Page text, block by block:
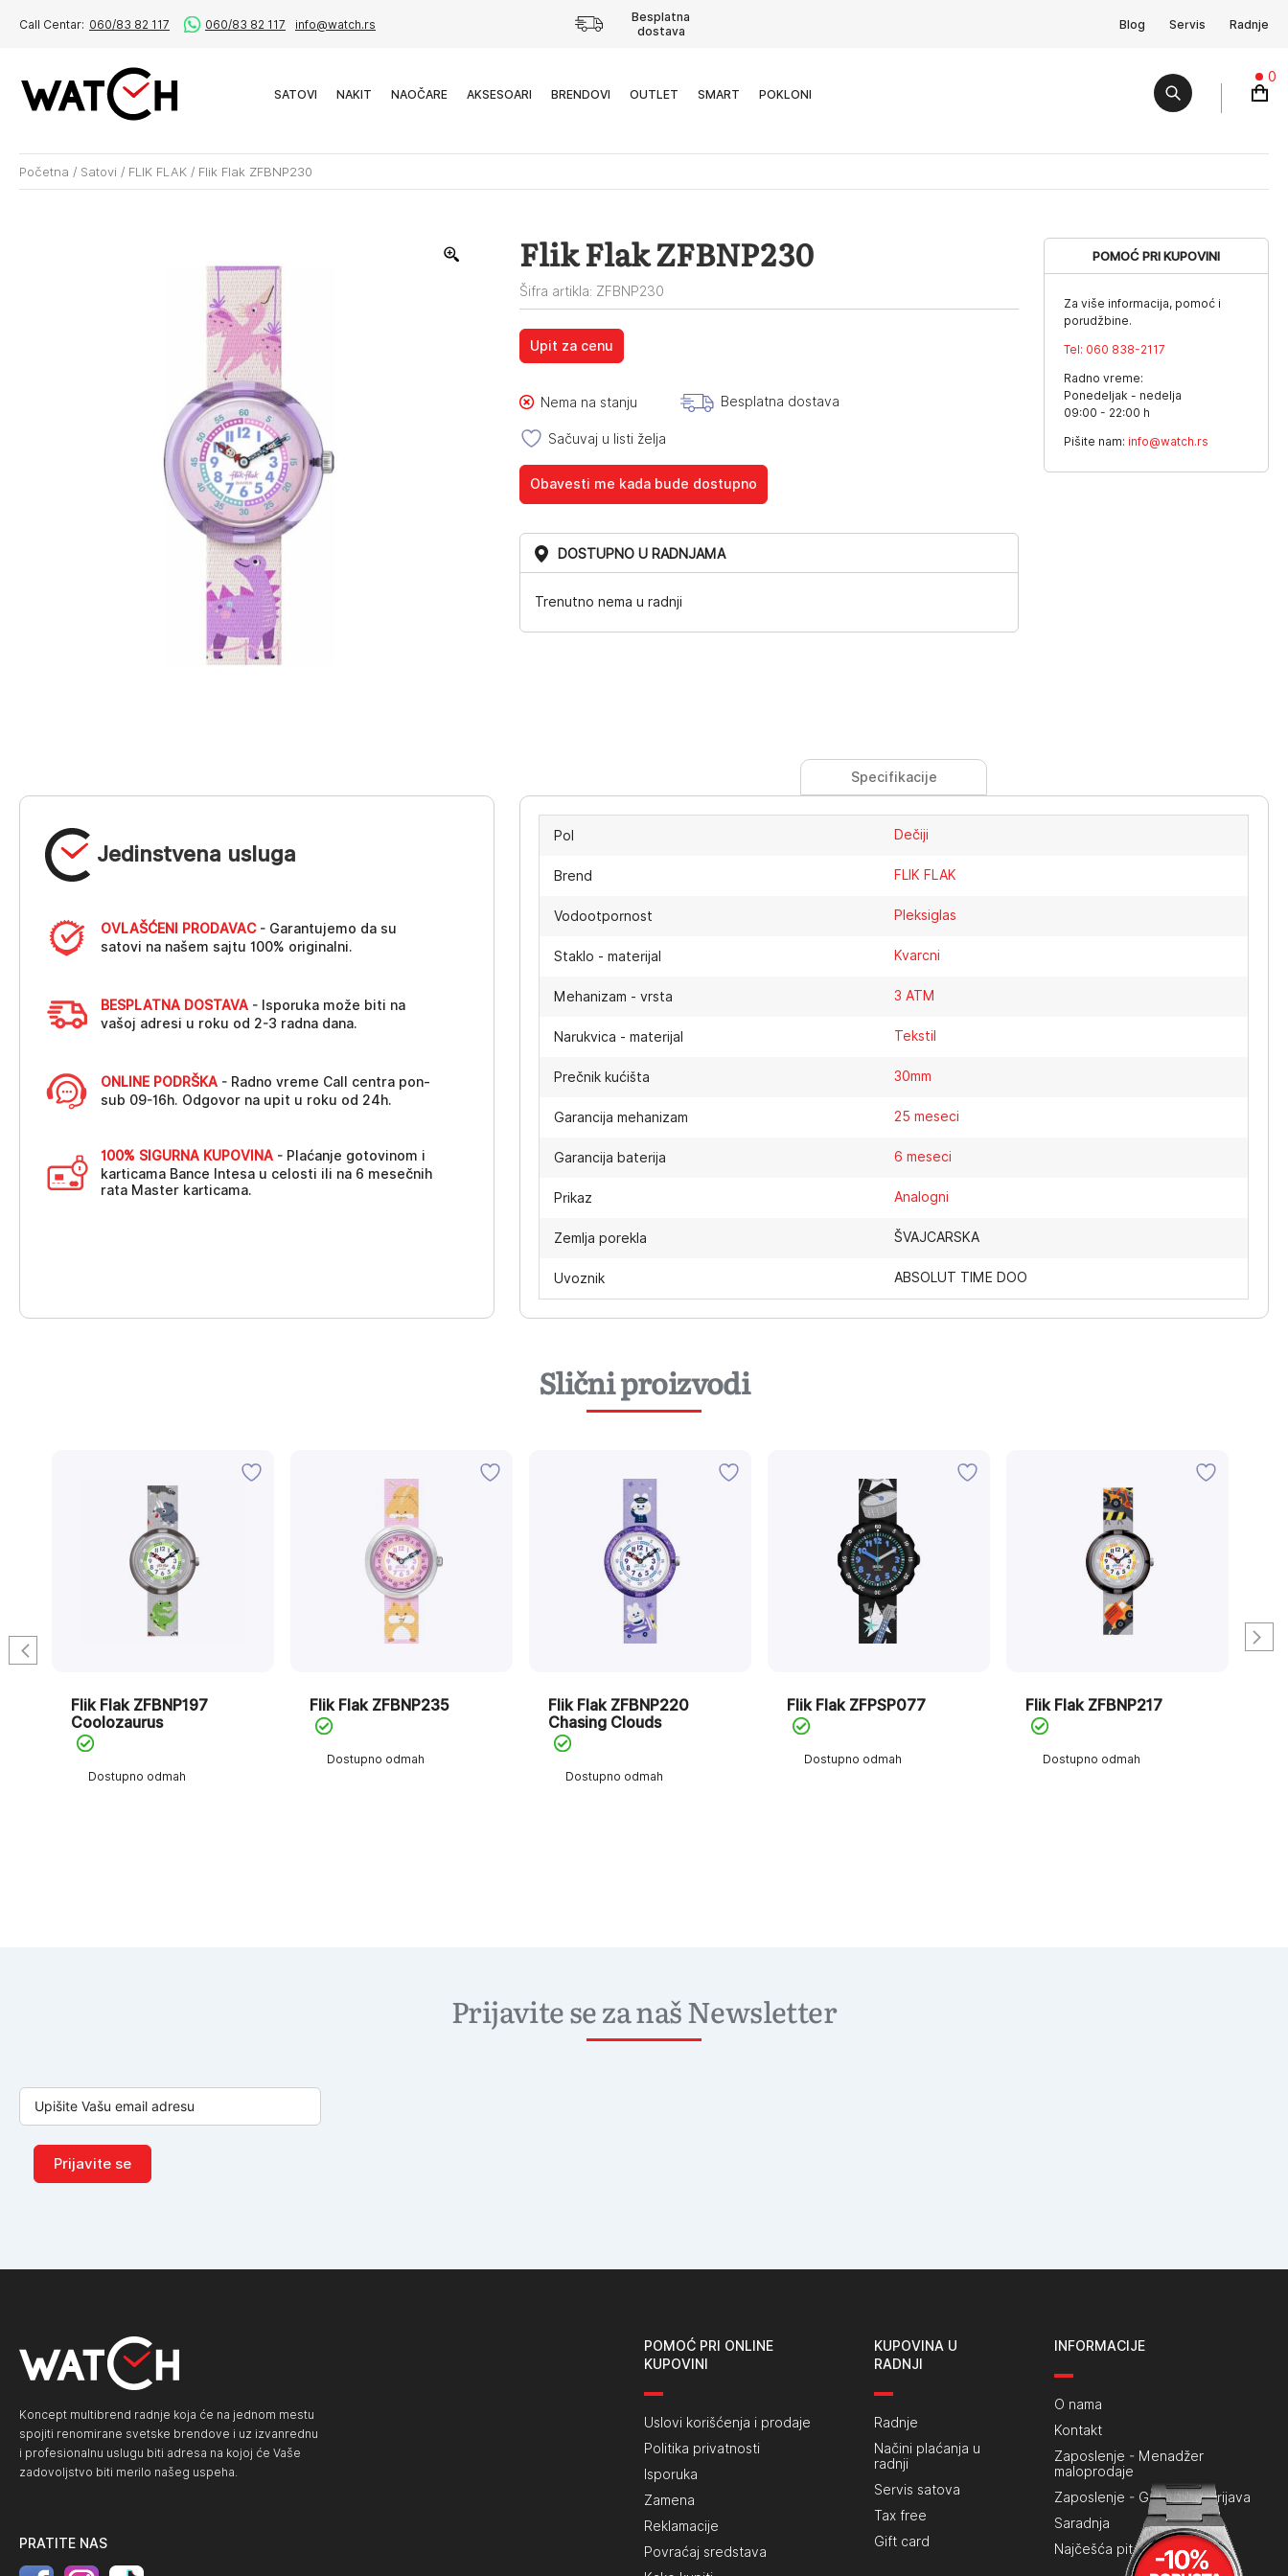
Call Centar: 060/83 82 117 060/83 82 117 info@watch.rs
Besplatna
dostava
Blog Servis Radnje
SATOVI NAKIT NAOČARE AKSESOARI BRENDOVI OUTLET SMART POKLONI
0
Početna / Satovi / FLIK FLAK / Flik Flak ZFBNP230
Flik Flak ZFBNP230
Šifra artikla: ZFBNP230
Upit za cenu
Nema na stanju Besplatna dostava
Sačuvaj u listi želja
Obavesti me kada bude dostupno
DOSTUPNO U RADNJAMA
Trenutno nema u radnji
POMOĆ PRI KUPOVINI
Za više informacija, pomoć i
porudžbine.
Tel: 060 838-2117
Radno vreme:
Ponedeljak - nedelja
09:00 - 22:00 h
Pišite nam: info@watch.rs
Jedinstvena usluga
OVLAŠĆENI PRODAVAC- Garantujemo da su
satovi na našem sajtu 100% originalni.
BESPLATNA DOSTAVA - Isporuka može biti na
vašoj adresi u roku od 2-3 radna dana.
ONLINE PODRŠKA - Radno vreme Call centra pon-
sub 09-16h. Odgovor na upit u roku od 24h.
100% SIGURNA KUPOVINA - Plaćanje gotovinom i
karticama Bance Intesa u celosti ili na 6 mesečnih
rata Master karticama.
Specifikacije
Pol Dečiji
Brend FLIK FLAK
Vodootpornost Pleksiglas
Staklo - materijal Kvarcni
Mehanizam - vrsta 3 ATM
Narukvica - materijal Tekstil
Prečnik kućišta 30mm
Garancija mehanizam 25 meseci
Garancija baterija 6 meseci
Prikaz Analogni
Zemlja porekla ŠVAJCARSKA
Uvoznik ABSOLUT TIME DOO
Slični proizvodi
Dostupno odmah
Flik Flak ZFBNP197
Coolozaurus
Dostupno odmah
Flik Flak ZFBNP235
Dostupno odmah
Flik Flak ZFBNP220
Chasing Clouds
Dostupno odmah
Flik Flak ZFPSP077
Dostupno odmah
Flik Flak ZFBNP217
Prijavite se za naš Newsletter
Prijavite se
Koncept multibrend radnje koja će na jednom mestu
spojiti renomirane svetske brendove i uz izvanrednu
i profesionalnu uslugu biti adresa na kojoj će Vaše
zadovoljstvo biti merilo našeg uspeha.
PRATITE NAS
POMOĆ PRI ONLINE
KUPOVINI
Uslovi korišćenja i prodaje
Politika privatnosti
Isporuka
Zamena
Reklamacije
Povraćaj sredstava
KUPOVINA U
RADNJI
Radnje
Načini plaćanja u
radnji
Servis satova
Tax free
Gift card
INFORMACIJE
O nama
Kontakt
Zaposlenje - Menadžer
maloprodaje
Zaposlenje - Generalna prijava
Saradnja
Najčešća pitanja